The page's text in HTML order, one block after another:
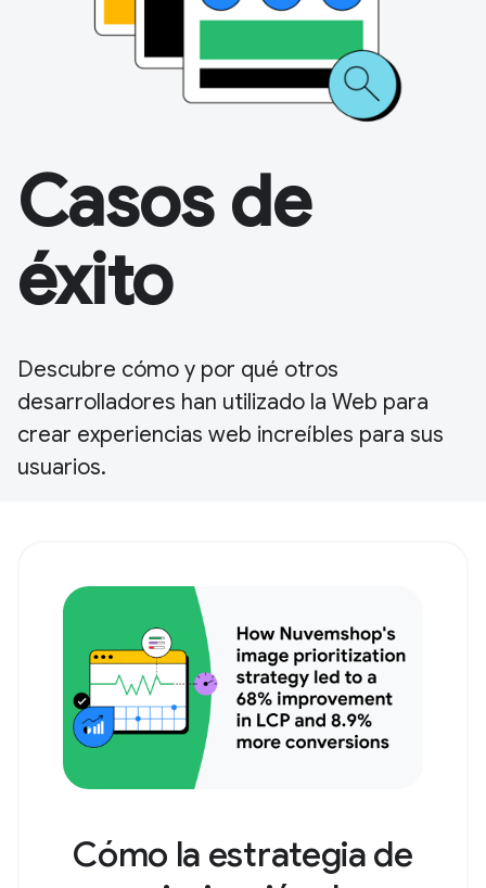
Casos de
éxito
Descubre cómo y por qué otros
desarrolladores han utilizado la Web para
crear experiencias web increíbles para sus
usuarios.
Cómo la estrategia de